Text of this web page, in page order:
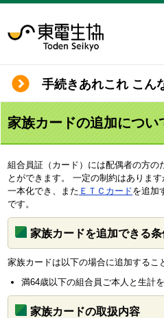
手続きあれこれ こん
家族カードの追加につい
組合員証（カード）には配偶者の方の
とができます。 一定の制約はありま
一本化でき、また ＥＴＣカードを追加
です。
家族カードを追加できる
家族カードは以下の場合に追加するこ
満64歳以下の組合員ご本人と生計
家族カードの取扱内容